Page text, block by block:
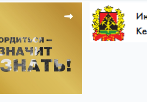
цифровое
Показать все теги